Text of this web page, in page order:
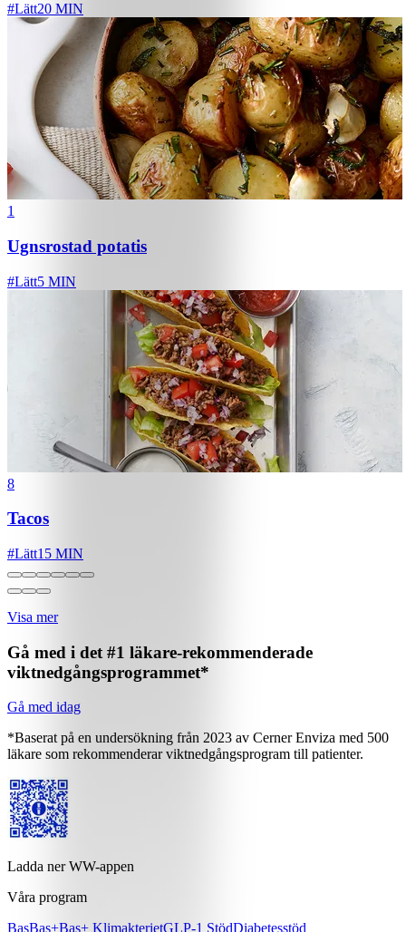
#Lätt20 MIN
1
Ugnsrostad potatis
#Lätt5 MIN
8
Tacos
#Lätt15 MIN
Visa mer
Gå med i det #1 läkare-rekommenderade
viktnedgångsprogrammet*
Gå med idag
*Baserat på en undersökning från 2023 av Cerner Enviza med 500
läkare som rekommenderar viktnedgångsprogram till patienter.
Ladda ner WW-appen
Våra program
BasBas+Bas+ KlimakterietGLP-1 StödDiabetesstöd